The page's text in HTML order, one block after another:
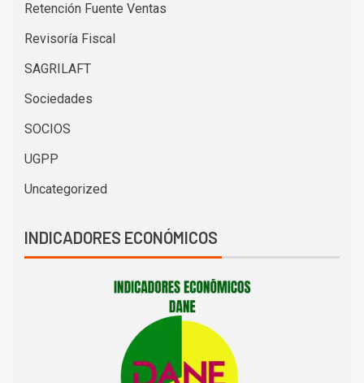
Retención Fuente Ventas
Revisoría Fiscal
SAGRILAFT
Sociedades
SOCIOS
UGPP
Uncategorized
INDICADORES ECONÓMICOS